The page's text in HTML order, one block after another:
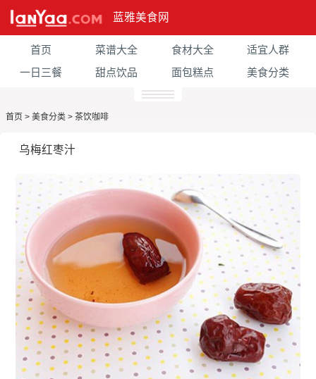
蓝雅美食网
首页 菜谱大全 食材大全
适宜人群
一日三餐
甜点饮品 面包糕点 美食分类
首页 > 美食分类 > 茶饮咖啡
乌梅红枣汁